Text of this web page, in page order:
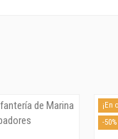
¡En
-50%